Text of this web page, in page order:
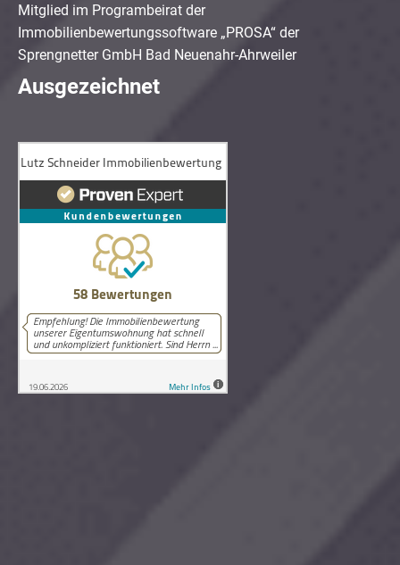
Mitglied im Programbeirat der
Immobilienbewertungssoftware „PROSA“ der
Sprengnetter GmbH Bad Neuenahr-Ahrweiler
Ausgezeichnet